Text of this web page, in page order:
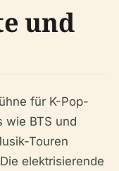
und
für K-Pop-
wie BTS und
Touren
elektrisierende